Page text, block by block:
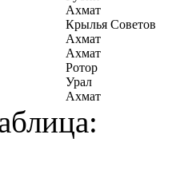
Ахмат
Крылья Советов
Ахмат
Ахмат
Ротор
Урал
Ахмат